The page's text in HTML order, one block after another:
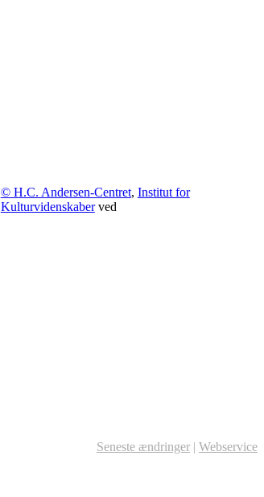
© H.C. Andersen-Centret, Institut for
Kulturvidenskaberved
Seneste ændringer | Webservice